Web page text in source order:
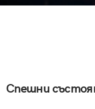
Спешни